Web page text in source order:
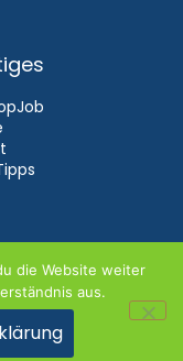
die Website weiter
aus.